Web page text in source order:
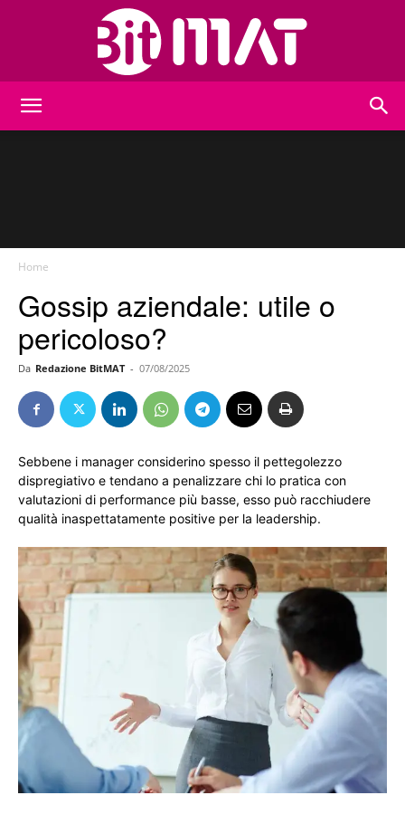
Home
Gossip aziendale: utile o
pericoloso?
Da Redazione BitMAT - 07/08/2025
Sebbene i manager considerino spesso il pettegolezzo
dispregiativo e tendano a penalizzare chi lo pratica con
valutazioni di performance più basse, esso può racchiudere
qualità inaspettatamente positive per la leadership.